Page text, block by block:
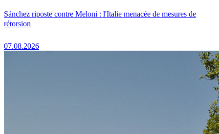
Sánchez riposte contre Meloni : l'Italie menacée de mesures de
rétorsion
07.08.2026